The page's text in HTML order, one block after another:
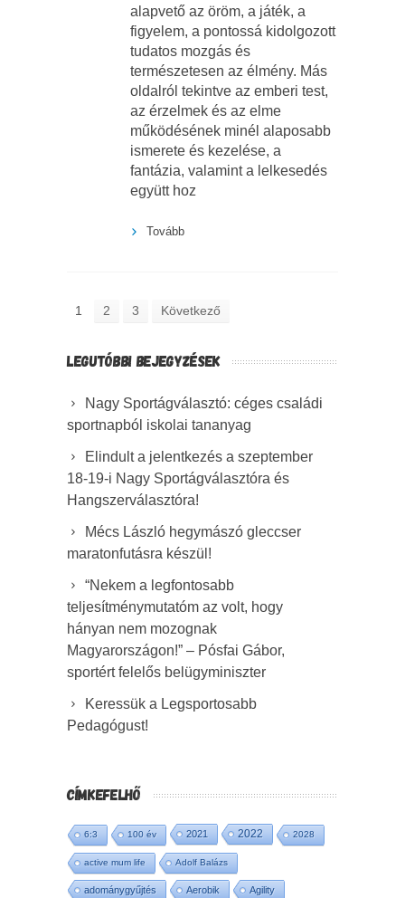
alapvető az öröm, a játék, a
figyelem, a pontossá kidolgozott
tudatos mozgás és
természetesen az élmény. Más
oldalról tekintve az emberi test,
az érzelmek és az elme
működésének minél alaposabb
ismerete és kezelése, a
fantázia, valamint a lelkesedés
együtt hoz
Tovább
1 2 3 Következő
LEGUTÓBBI BEJEGYZÉSEK
Nagy Sportágválasztó: céges családi
sportnapból iskolai tananyag
Elindult a jelentkezés a szeptember
18-19-i Nagy Sportágválasztóra és
Hangszerválasztóra!
Mécs László hegymászó gleccser
maratonfutásra készül!
“Nekem a legfontosabb
teljesítménymutatóm az volt, hogy
hányan nem mozognak
Magyarországon!” – Pósfai Gábor,
sportért felelős belügyminiszter
Keressük a Legsportosabb
Pedagógust!
CÍMKEFELHŐ
6:3 100 év 2021 2022 2028
active mum life Adolf Balázs
adománygyűjtés Aerobik Agility